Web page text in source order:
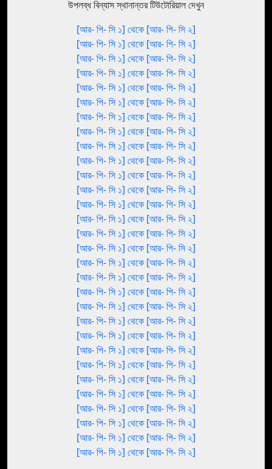
উপলব্ধ বিন্যাস স্থানান্তর টিউটোরিয়াল দেখুন
[আর- পি- সি ১] থেকে [আর- পি- সি ২]
[আর- পি- সি ১] থেকে [আর- পি- সি ২]
[আর- পি- সি ১] থেকে [আর- পি- সি ২]
[আর- পি- সি ১] থেকে [আর- পি- সি ২]
[আর- পি- সি ১] থেকে [আর- পি- সি ২]
[আর- পি- সি ১] থেকে [আর- পি- সি ২]
[আর- পি- সি ১] থেকে [আর- পি- সি ২]
[আর- পি- সি ১] থেকে [আর- পি- সি ২]
[আর- পি- সি ১] থেকে [আর- পি- সি ২]
[আর- পি- সি ১] থেকে [আর- পি- সি ২]
[আর- পি- সি ১] থেকে [আর- পি- সি ২]
[আর- পি- সি ১] থেকে [আর- পি- সি ২]
[আর- পি- সি ১] থেকে [আর- পি- সি ২]
[আর- পি- সি ১] থেকে [আর- পি- সি ২]
[আর- পি- সি ১] থেকে [আর- পি- সি ২]
[আর- পি- সি ১] থেকে [আর- পি- সি ২]
[আর- পি- সি ১] থেকে [আর- পি- সি ২]
[আর- পি- সি ১] থেকে [আর- পি- সি ২]
[আর- পি- সি ১] থেকে [আর- পি- সি ২]
[আর- পি- সি ১] থেকে [আর- পি- সি ২]
[আর- পি- সি ১] থেকে [আর- পি- সি ২]
[আর- পি- সি ১] থেকে [আর- পি- সি ২]
[আর- পি- সি ১] থেকে [আর- পি- সি ২]
[আর- পি- সি ১] থেকে [আর- পি- সি ২]
[আর- পি- সি ১] থেকে [আর- পি- সি ২]
[আর- পি- সি ১] থেকে [আর- পি- সি ২]
[আর- পি- সি ১] থেকে [আর- পি- সি ২]
[আর- পি- সি ১] থেকে [আর- পি- সি ২]
[আর- পি- সি ১] থেকে [আর- পি- সি ২]
[আর- পি- সি ১] থেকে [আর- পি- সি ২]